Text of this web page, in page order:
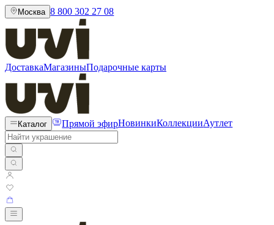
Москва 8 800 302 27 08
ДоставкаМагазиныПодарочные карты
Каталог Прямой эфирНовинкиКоллекцииАутлет